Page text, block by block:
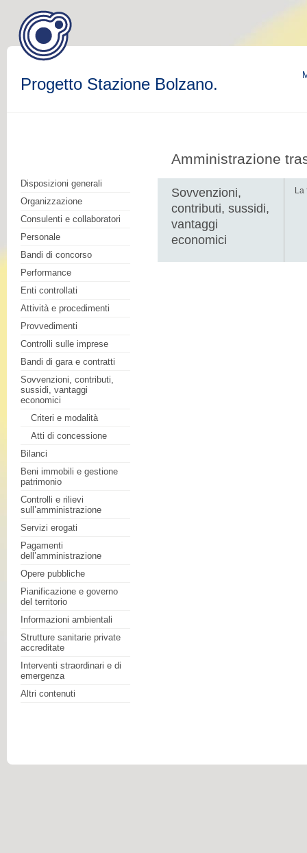
Progetto Stazione Bolzano.
Disposizioni generali
Organizzazione
Consulenti e collaboratori
Personale
Bandi di concorso
Performance
Enti controllati
Attività e procedimenti
Provvedimenti
Controlli sulle imprese
Bandi di gara e contratti
Sovvenzioni, contributi,
sussidi, vantaggi
economici
Criteri e modalità
Atti di concessione
Bilanci
Beni immobili e gestione
patrimonio
Controlli e rilievi
sull’amministrazione
Servizi erogati
Pagamenti
dell’amministrazione
Opere pubbliche
Pianificazione e governo
del territorio
Informazioni ambientali
Strutture sanitarie private
accreditate
Interventi straordinari e di
emergenza
Altri contenuti
Amministrazione
Sovvenzioni,
contributi, sussidi,
vantaggi
economici
La